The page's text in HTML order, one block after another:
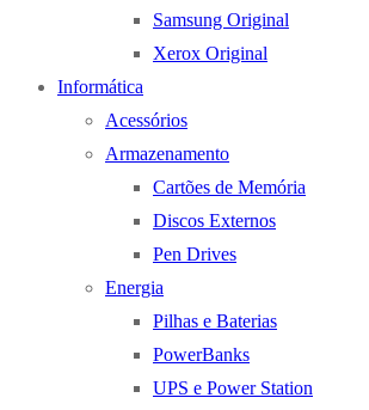
Samsung Original
Xerox Original
Informática
Acessórios
Armazenamento
Cartões de Memória
Discos Externos
Pen Drives
Energia
Pilhas e Baterias
PowerBanks
UPS e Power Station